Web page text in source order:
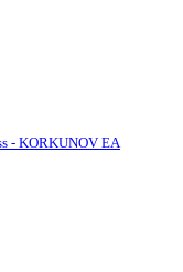
- KORKUNOV EA